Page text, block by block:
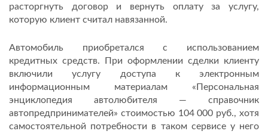
расторгнуть договор и вернуть оплату за услугу,
которую клиент считал навязанной.
Автомобиль приобретался с использованием
кредитных средств. При оформлении сделки клиенту
включили услугу доступа к электронным
информационным материалам «Персональная
энциклопедия автолюбителя — справочник
автопредпринимателей» стоимостью 104 000 руб., хотя
самостоятельной потребности в таком сервисе у него